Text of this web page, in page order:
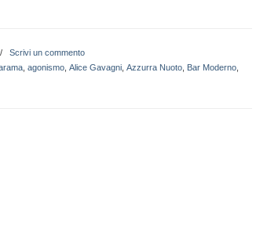
/ Scrivi un commento
agonismo Alice Gavagni Azzurra Nuoto Bar Moderno